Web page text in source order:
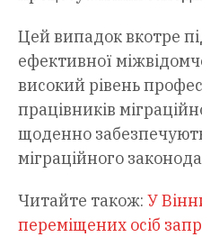
Цей випадок вкотре
ефективної
високий рівень
працівників
щоденно
міграційного
Читайте також: У
переміщених осіб